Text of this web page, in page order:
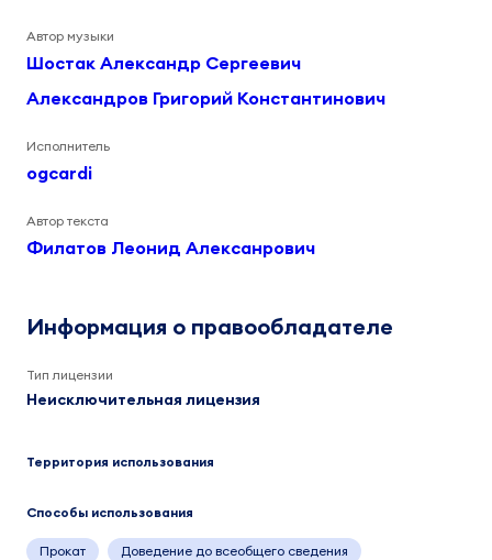
Автор музыки
Шостак Александр Сергеевич
Александров Григорий Константинович
Исполнитель
ogcardi
Автор текста
Филатов Леонид Алексанрович
Информация о правообладателе
Тип лицензии
Неисключительная лицензия
Территория использования
Способы использования
Прокат Доведение до всеобщего сведения